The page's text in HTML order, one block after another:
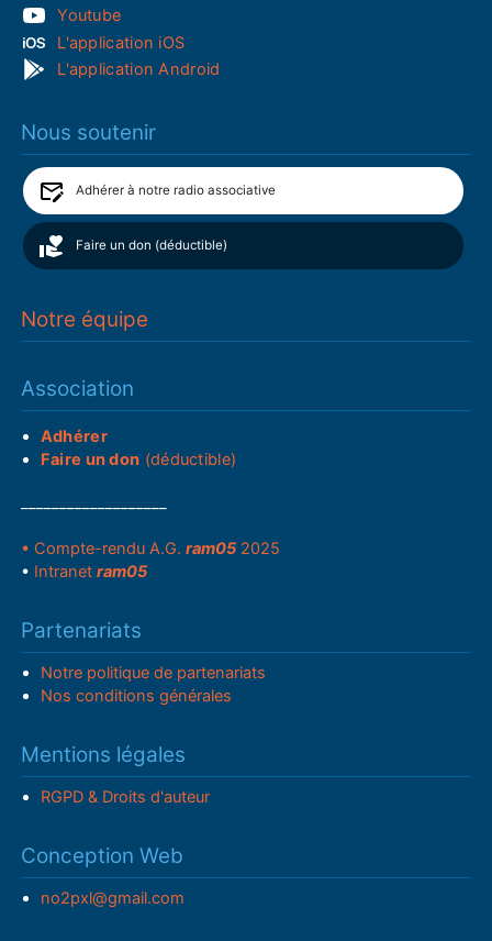
Youtube
L'application iOS
L'application Android
Nous soutenir
Adhérer à notre radio associative
Faire un don (déductible)
Notre équipe
Association
Adhérer
Faire un don (déductible)
• Compte-rendu A.G.ram05 2025
• Intranetram05
Partenariats
Notre politique de partenariats
Nos conditions générales
Mentions légales
RGPD & Droits d'auteur
Conception Web
no2pxl@gmail.com